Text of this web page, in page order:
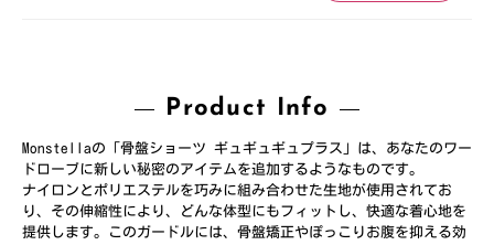
Product Info
Monstellaの「骨盤ショーツ ギュギュギュプラス」は、あなたのワー
ドローブに新しい秘密のアイテムを追加するようなものです。
ナイロンとポリエステルを巧みに組み合わせた生地が使用されてお
り、その伸縮性により、どんな体型にもフィットし、快適な着心地を
提供します。このガードルには、骨盤矯正やぽっこりお腹を抑える効